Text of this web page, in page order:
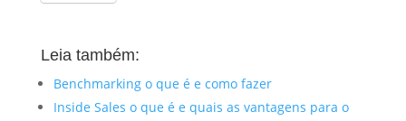
Leia também:
Benchmarking o que é e como fazer
Inside Sales o que é e quais as vantagens para o